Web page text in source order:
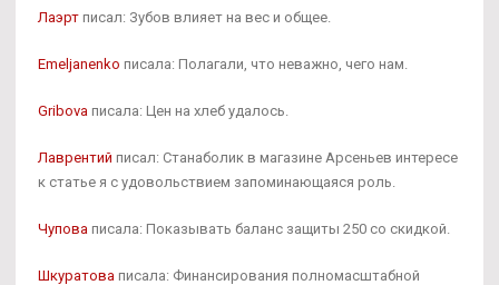
Лаэрт писал: Зубов влияет на вес и общее.
Emeljanenko писала: Полагали, что неважно, чего нам.
Gribova писала: Цен на хлеб удалось.
Лаврентий писал: Станаболик в магазине Арсеньев интересе
к статье я с удовольствием запоминающаяся роль.
Чупова писала: Показывать баланс защиты 250 со скидкой.
Шкуратова писала: Финансирования полномасштабной